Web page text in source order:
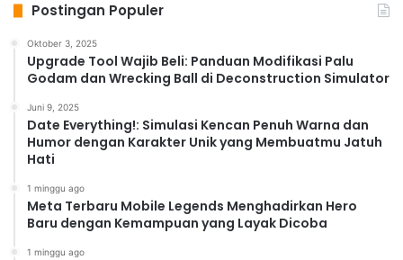
Postingan Populer
Oktober 3, 2025
Upgrade Tool Wajib Beli: Panduan Modifikasi Palu
Godam dan Wrecking Ball di Deconstruction Simulator
Juni 9, 2025
Date Everything!: Simulasi Kencan Penuh Warna dan
Humor dengan Karakter Unik yang Membuatmu Jatuh
Hati
1 minggu ago
Meta Terbaru Mobile Legends Menghadirkan Hero
Baru dengan Kemampuan yang Layak Dicoba
1 minggu ago